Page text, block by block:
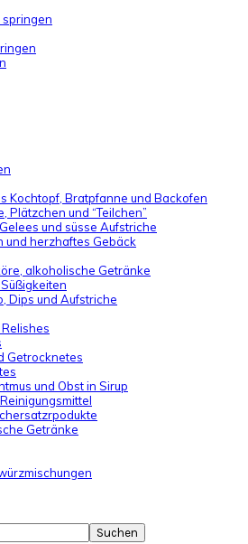
springen
Kochtopf, Bratpfanne und Backofen
Plätzchen und “Teilchen”
und süsse Aufstriche
und herzhaftes Gebäck
alkoholische Getränke
Dips und Aufstriche
Getrocknetes
und Obst in Sirup
Getränke